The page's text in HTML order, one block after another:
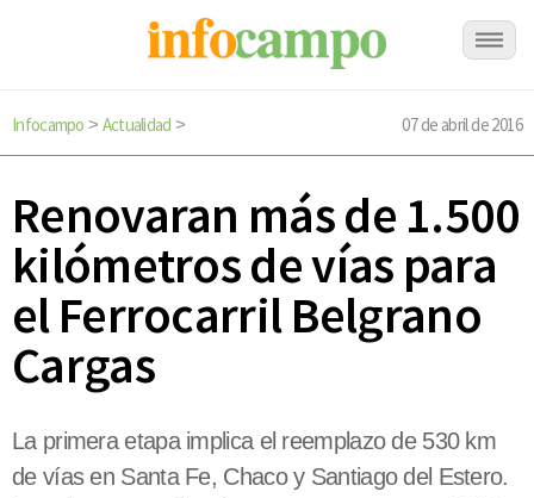
Infocampo > Actualidad > 07 de abril de 2016
Renovaran más de 1.500
kilómetros de vías para
el Ferrocarril Belgrano
Cargas
La primera etapa implica el reemplazo de 530 km
de vías en Santa Fe, Chaco y Santiago del Estero.